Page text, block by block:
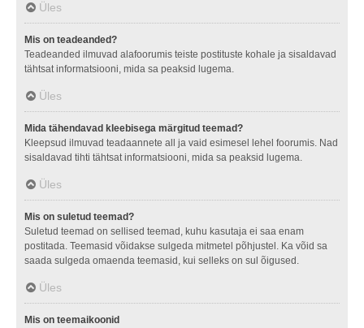
Üles
Mis on teadeanded?
Teadeanded ilmuvad alafoorumis teiste postituste kohale ja sisaldavad
tähtsat informatsiooni, mida sa peaksid lugema.
Üles
Mida tähendavad kleebisega märgitud teemad?
Kleepsud ilmuvad teadaannete all ja vaid esimesel lehel foorumis. Nad
sisaldavad tihti tähtsat informatsiooni, mida sa peaksid lugema.
Üles
Mis on suletud teemad?
Suletud teemad on sellised teemad, kuhu kasutaja ei saa enam
postitada. Teemasid võidakse sulgeda mitmetel põhjustel. Ka võid sa
saada sulgeda omaenda teemasid, kui selleks on sul õigused.
Üles
Mis on teemaikoonid